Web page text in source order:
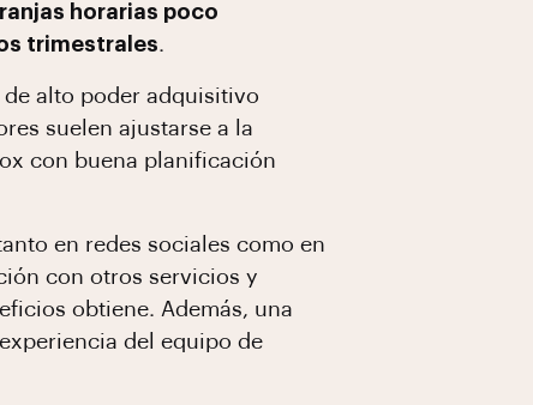
horarias poco
trimestrales.
de alto poder adquisitivo
suelen ajustarse a la
con buena planificación
en redes sociales como en
con otros servicios y
obtiene. Además, una
del equipo de